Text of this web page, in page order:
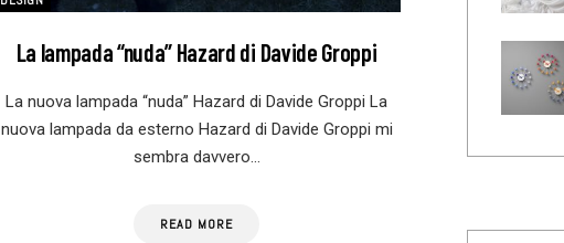
La lampada “nuda” Hazard di Davide Groppi
La nuova lampada “nuda” Hazard di Davide Groppi La
nuova lampada da esterno Hazard di Davide Groppi mi
sembra davvero…
READ MORE